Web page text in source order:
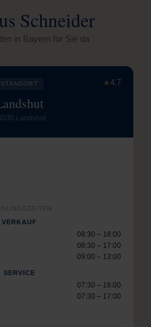
Schneider
in Bayern für Sie da
★4,7
STANDORT
Landshut
VERKAUF
08:30 – 18:00
08:30 – 17:00
09:00 – 13:00
SERVICE
07:30 – 18:00
07:30 – 17:00